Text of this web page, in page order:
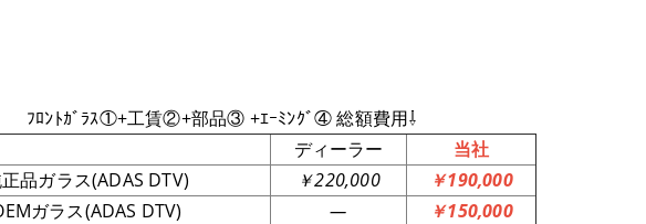
ﾌﾛﾝﾄｶﾞﾗｽ①+工賃②+部品③ +ｴｰﾐﾝｸﾞ④ 総額費用⇩
ディーラー
当社
品ガラス(ADAS DTV)
￥220,000
￥190,000
ガラス(ADAS DTV)
― ￥150,000